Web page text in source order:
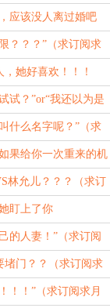
应该没人离过婚吧
票）
？？？”（求订阅求
，她好喜欢！！！
）
试？”or“我还以为是
（求订阅求月票）
什么名字呢？”（求
果给你一次重来的机
阅求月票）
林允儿？？？（求订
盯上了你
订阅求月票）
的人妻！”（求订阅
堵门？？（求订阅求
！！”（求订阅求月